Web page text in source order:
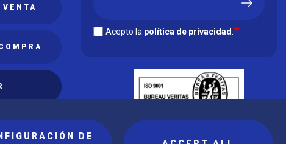
DE
Acepto la política de privacidad